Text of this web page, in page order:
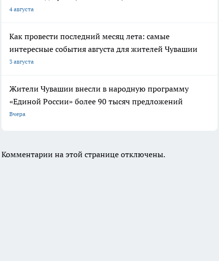
4 августа
Как провести последний месяц лета: самые
интересные события августа для жителей Чувашии
3 августа
Жители Чувашии внесли в народную программу
«Единой России» более 90 тысяч предложений
Вчера
Комментарии на этой странице отключены.